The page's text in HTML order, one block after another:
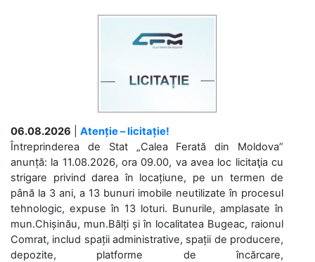
06.08.2026
Atenție – licitație!
Întreprinderea de Stat „Calea Ferată din Moldova”
anunță: la 11.08.2026, ora 09.00, va avea loc licitaţia cu
strigare privind darea în locațiune, pe un termen de
până la 3 ani, a 13 bunuri imobile neutilizate în procesul
tehnologic, expuse în 13 loturi. Bunurile, amplasate în
mun.Chișinău, mun.Bălți și în localitatea Bugeac, raionul
Comrat, includ spații administrative, spații de producere,
depozite, platforme de încărcare,